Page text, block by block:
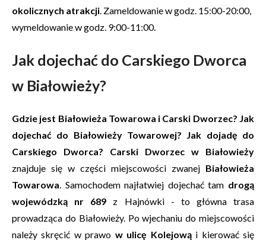
okolicznych atrakcji. Zameldowanie w godz. 15:00-20:00,
wymeldowanie w godz. 9:00-11:00.
Jak dojechać do Carskiego Dworca
w Białowieży?
Gdzie jest Białowieża Towarowa i Carski Dworzec? Jak
dojechać do Białowieży Towarowej? Jak dojadę do
Carskiego Dworca?
Carski Dworzec w Białowieży
znajduje się w części miejscowości zwanej Białowieża
Towarowa. Samochodem najłatwiej dojechać tam drogą
wojewódzką nr 689 z Hajnówki - to główna trasa
prowadząca do Białowieży. Po wjechaniu do miejscowości
należy skręcić w prawo w ulicę Kolejowąi kierować się